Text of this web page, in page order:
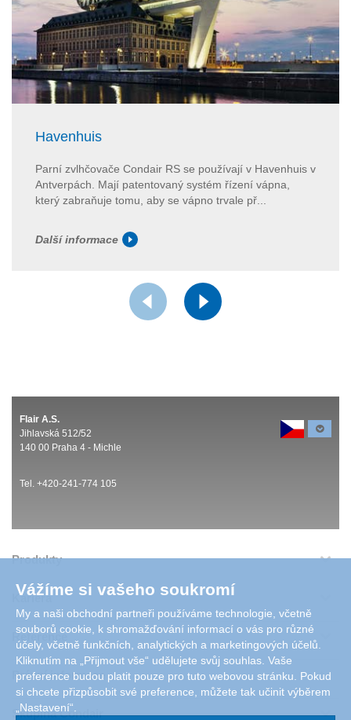
Havenhuis
Parní zvlhčovače Condair RS se používají v Havenhuis v
Antverpách. Mají patentovaný systém řízení vápna,
který zabraňuje tomu, aby se vápno trvale př...
Další informace
Flair A.S.
Jihlavská 512/52
140 00 Praha 4 - Michle
Tel. +420-241-774 105
Produkty
Kariéra
Reference
Právní informace
Skupina Condair
Vážíme si vašeho soukromí
My a naši obchodní partneři používáme technologie, včetně
souborů cookie, k shromažďování informací o vás pro různé
účely, včetně funkčních, analytických a marketingových účelů.
Kliknutím na „Přijmout vše“ udělujete svůj souhlas. Vaše
preference budou platit pouze pro tuto webovou stránku. Pokud
si chcete přizpůsobit své preference, můžete tak učinit výběrem
„Nastavení“.